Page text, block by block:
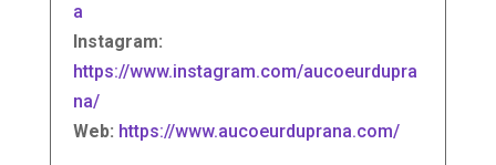
a
Instagram:
https://www.instagram.com/aucoeurdupra
na/
Web: https://www.aucoeurduprana.com/